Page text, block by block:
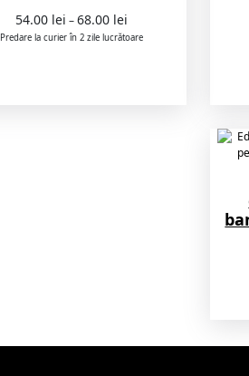
54.00 lei – 68.00 leiInterval
de
Predare la curier în 2 zile lucrătoare